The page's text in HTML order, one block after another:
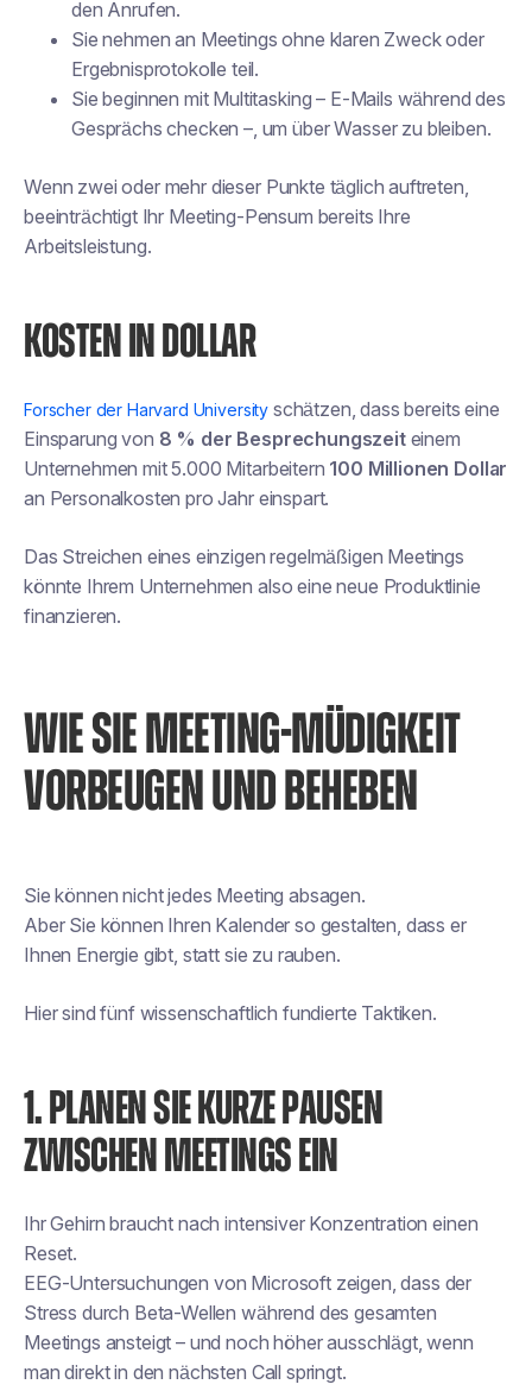
den Anrufen.
Sie nehmen an Meetings ohne klaren Zweck oder
Ergebnisprotokolle teil.
Sie beginnen mit Multitasking – E-Mails während des
Gesprächs checken –, um über Wasser zu bleiben.
Wenn zwei oder mehr dieser Punkte täglich auftreten,
beeinträchtigt Ihr Meeting-Pensum bereits Ihre
Arbeitsleistung.
KOSTEN IN DOLLAR
Forscher der Harvard University schätzen, dass bereits eine
Einsparung von 8 % der Besprechungszeiteinem
Unternehmen mit 5.000 Mitarbeitern 100 Millionen Dollar
an Personalkosten pro Jahr einspart.
Das Streichen eines einzigen regelmäßigen Meetings
könnte Ihrem Unternehmen also eine neue Produktlinie
finanzieren.
WIE SIE MEETING-MÜDIGKEIT
VORBEUGEN UND BEHEBEN
Sie können nicht jedes Meeting absagen.
Aber Sie können Ihren Kalender so gestalten, dass er
Ihnen Energie gibt, statt sie zu rauben.
Hier sind fünf wissenschaftlich fundierte Taktiken.
1. PLANEN SIE KURZE PAUSEN
ZWISCHEN MEETINGS EIN
Ihr Gehirn braucht nach intensiver Konzentration einen
Reset.
EEG-Untersuchungen von Microsoft zeigen, dass der
Stress durch Beta-Wellen während des gesamten
Meetings ansteigt – und noch höher ausschlägt, wenn
man direkt in den nächsten Call springt.